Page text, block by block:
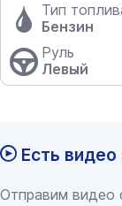
Тип
Бензин
Руль
Левый
Есть видео
Отправим видео